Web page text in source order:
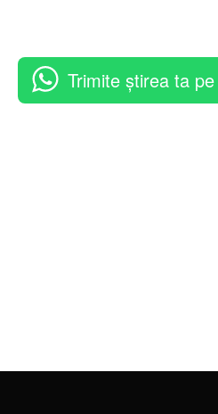
Trimite știrea ta